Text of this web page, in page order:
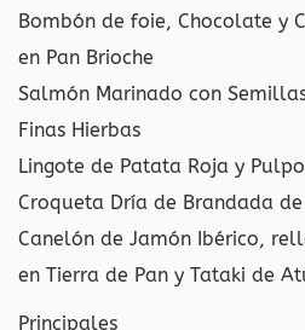
Bombón de foie, Chocolate y
en Pan Brioche
Salmón Marinado con
Finas Hierbas
Lingote de Patata Roja y Pulpo
Croqueta Dría de Brandada
Canelón de Jamón Ibérico,
en Tierra de Pan y Tataki de
Principales